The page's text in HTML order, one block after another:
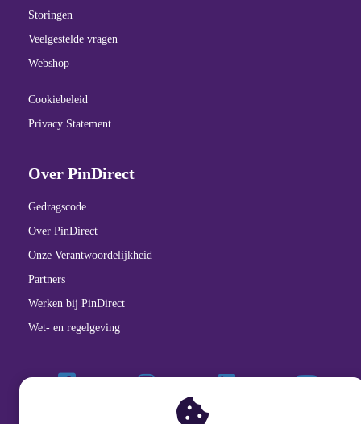
Storingen
Veelgestelde vragen
Webshop
Cookiebeleid
Privacy Statement
Over PinDirect
Gedragscode
Over PinDirect
Onze Verantwoordelijkheid
Partners
Werken bij PinDirect
Wet- en regelgeving